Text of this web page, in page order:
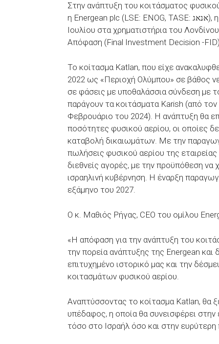
Στην ανάπτυξη του κοιτάσματος
η Energean plc (LSE: ENOG, TASE: אנאג), η οποία γνωστοποίησε το πρωί της Τρίτης 23
Ιουλίου στα χρηματιστήρια του
Απόφαση (Final Investment Decision -
Το κοίτασμα Katlan, που είχε
2022 ως «Περιοχή Ολύμπου» σε βάθος
σε φάσεις με υποθαλάσσια σύνδεση με
παράγουν τα κοιτάσματα Karish (από
Φεβρουάριο του 2024). Η ανάπτυξη θα
ποσότητες φυσικού αερίου, οι οποίες
καταβολή δικαιωμάτων. Με την
πωλήσεις φυσικού αερίου της
διεθνείς αγορές, με την προϋπόθεση να
ισραηλινή κυβέρνηση. H έναρξη
εξάμηνο του 2027.
Ο κ. Μαθιός Ρήγας, CEO του ομίλου
«H απόφαση για την ανάπτυξη του
την πορεία ανάπτυξης της Energean
επιτυχημένο ιστορικό μας και την
κοιτασμάτων φυσικού αερίου.
Αναπτύσσοντας το κοίτασμα Katlan, θα
υπέδαφος, η οποία θα συνεισφέρει στην
τόσο στο Ισραήλ όσο και στην ευρύτερη